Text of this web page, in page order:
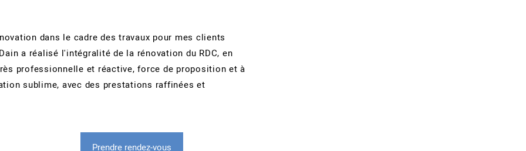
dans le cadre des travaux pour mes clients
a réalisé l'intégralité de la rénovation du RDC, en
professionnelle et réactive, force de proposition et à
sublime, avec des prestations raffinées et
Prendre rendez-vous